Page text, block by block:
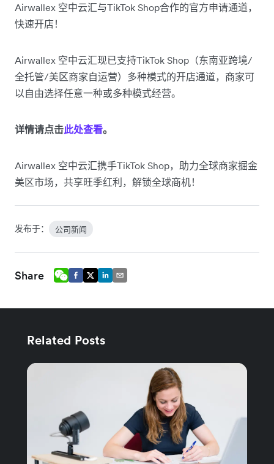
Airwallex 空中云汇与TikTok Shop合作的官方申请通道，
快速开店！
Airwallex 空中云汇现已支持TikTok Shop（东南亚跨境/
全托管/美区商家自运营）多种模式的开店通道，商家可
以自由选择任意一种或多种模式经营。
详情请点击此处查看。
Airwallex 空中云汇携手TikTok Shop，助力全球商家掘金
美区市场，共享旺季红利，解锁全球商机！
发布于： 公司新闻
Share
Related Posts